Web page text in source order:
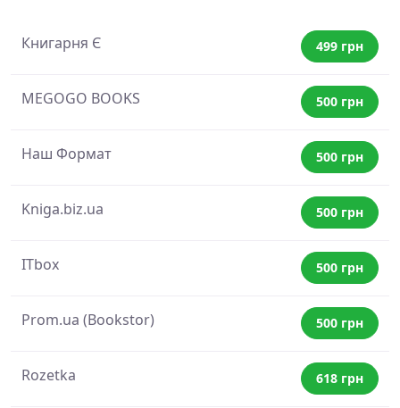
Книгарня Є 499 грн
MEGOGO BOOKS 500 грн
Наш Формат 500 грн
Kniga.biz.ua 500 грн
ITbox 500 грн
Prom.ua (Bookstor) 500 грн
Rozetka 618 грн